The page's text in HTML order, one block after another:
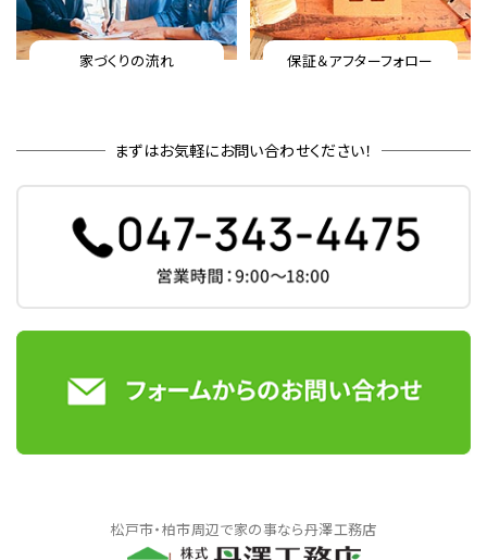
家づくりの流れ 保証＆アフターフォロー
まずはお気軽にお問い合わせください！
松戸市・柏市周辺で家の事なら丹澤工務店